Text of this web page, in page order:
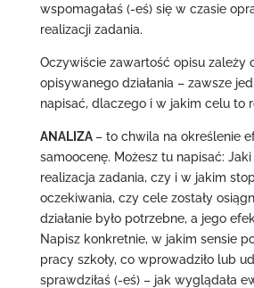
wspomagałaś (-eś) się w czasie
realizacji zadania.
Oczywiście zawartość opisu zależy
opisywanego działania – zawsze
napisać, dlaczego i w jakim celu to
ANALIZA – to chwila na określenie
samoocenę. Możesz tu napisać: Jaki
realizacja zadania, czy i w jakim
oczekiwania, czy cele zostały
działanie było potrzebne, a jego
Napisz konkretnie, w jakim sensie
pracy szkoły, co wprowadziło lub
sprawdziłaś (-eś) – jak wyglądała